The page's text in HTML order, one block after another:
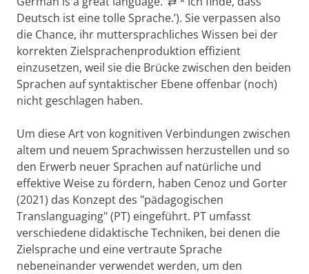
Deutsch ist eine tolle Sprache.’). Sie verpassen also
die Chance, ihr muttersprachliches Wissen bei der
korrekten Zielsprachenproduktion effizient
einzusetzen, weil sie die Brücke zwischen den beiden
Sprachen auf syntaktischer Ebene offenbar (noch)
nicht geschlagen haben.
Um diese Art von kognitiven Verbindungen zwischen
altem und neuem Sprachwissen herzustellen und so
den Erwerb neuer Sprachen auf natürliche und
effektive Weise zu fördern, haben Cenoz und Gorter
(2021) das Konzept des "pädagogischen
Translanguaging" (PT) eingeführt. PT umfasst
verschiedene didaktische Techniken, bei denen die
Zielsprache und eine vertraute Sprache
nebeneinander verwendet werden, um den